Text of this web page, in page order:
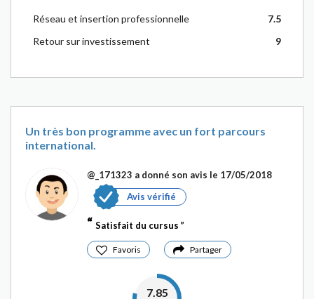
Réseau et insertion professionnelle
7.5
Retour sur investissement
9
Un très bon programme avec un fort parcours
international.
@_171323 a donné son avis le 17/05/2018
Avis vérifié
Satisfait du cursus
Favoris Partager
7.85